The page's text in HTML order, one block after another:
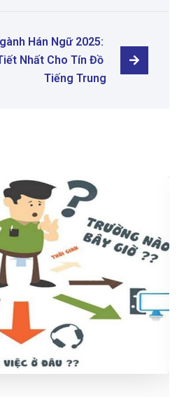
Hán Ngữ 2025:
Nhất Cho Tín Đồ
Tiếng Trung